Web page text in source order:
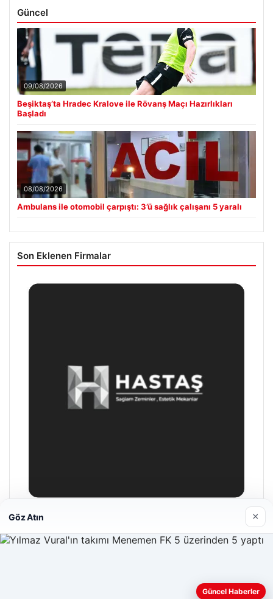
Güncel
09/08/2026
Beşiktaş’ta Hradec Kralove ile Rövanş Maçı Hazırlıkları
Başladı
08/08/2026
Ambulans ile otomobil çarpıştı: 3’ü sağlık çalışanı 5 yaralı
Son Eklenen Firmalar
Enes Kaplan Avukatlık Bürosu
28/04/2026
Göz Atın ×
Güncel Haberler